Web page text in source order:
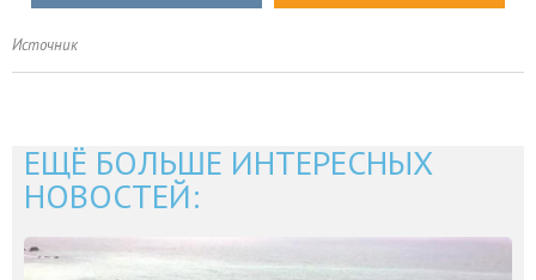
Источник
ЕЩЁ БОЛЬШЕ ИНТЕРЕСНЫХ
НОВОСТЕЙ: